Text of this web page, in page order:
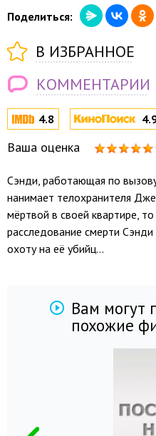
4.8
Ваша оценка
Сэнди, работающая по
нанимает телохранителя
мёртвой в своей квартире,
расследование смерти
охоту на её убийц…
Поделиться:
В ИЗБРАННОЕ
КОММЕНТАРИИ
Вам могут
похожие